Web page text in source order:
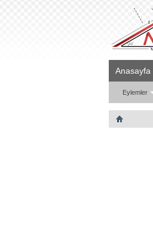
Anasayfa
Eylemler